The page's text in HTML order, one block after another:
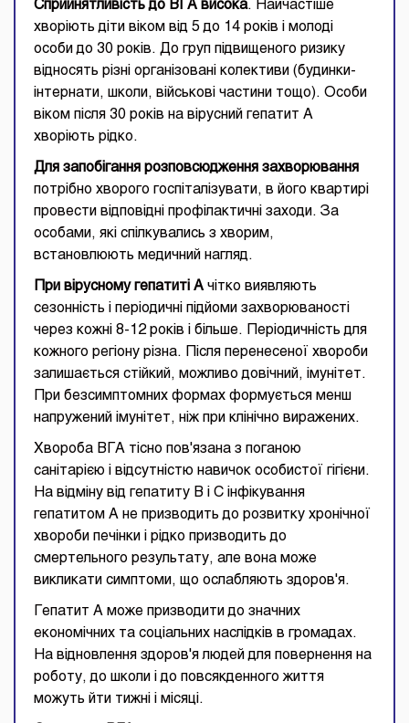
Сприйнятливість до ВГА висока. Найчастіше
хворіють діти віком від 5 до 14 років і молоді
особи до 30 років. До груп підвищеного ризику
відносять різні організовані колективи (будинки-
інтернати, школи, військові частини тощо). Особи
віком після 30 років на вірусний гепатит А
хворіють рідко.
Для запобігання розповсюдження захворювання
потрібно хворого госпіталізувати, в його квартирі
провести відповідні профілактичні заходи. За
особами, які спілкувались з хворим,
встановлюють медичний нагляд.
При вірусному гепатиті А чітко виявляють
сезонність і періодичні підйоми захворюваності
через кожні 8-12 років і більше. Періодичність для
кожного регіону різна. Після перенесеної хвороби
залишається стійкий, можливо довічний, імунітет.
При безсимптомних формах формується менш
напружений імунітет, ніж при клінічно виражених.
Хвороба ВГА тісно пов'язана з поганою
санітарією і відсутністю навичок особистої гігієни.
На відміну від гепатиту В і С інфікування
гепатитом А не призводить до розвитку хронічної
хвороби печінки і рідко призводить до
смертельного результату, але вона може
викликати симптоми, що ослабляють здоров'я.
Гепатит А може призводити до значних
економічних та соціальних наслідків в громадах.
На відновлення здоров'я людей для повернення на
роботу, до школи і до повсякденного життя
можуть йти тижні і місяці.